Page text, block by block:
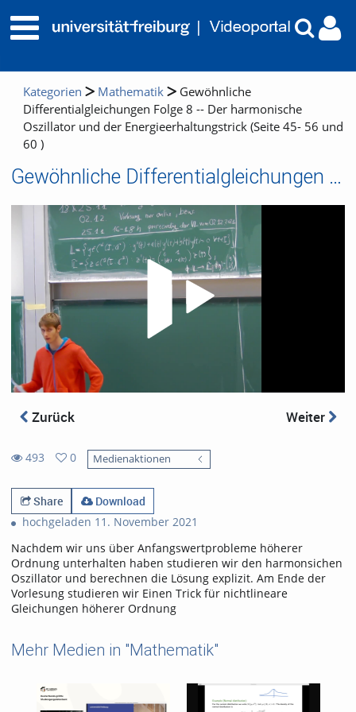
Kategorien Mathematik
Gewöhnliche
Differentialgleichungen Folge 8 -- Der harmonische
Oszillator und der Energieerhaltungstrick (Seite 45- 56 und
60 )
Gewöhnliche Differentialgleichungen Folge 8 -- Der harmonische Oszillator und der Energieerhaltungstrick (Seite 45- 56 und 60 )
Zurück Weiter
493
views
0
favorites
Medienaktionen
Share
Download
hochgeladen 11. November 2021
Nachdem wir uns über Anfangswertprobleme höherer
Ordnung unterhalten haben studieren wir den harmonsichen
Oszillator und berechnen die Lösung explizit. Am Ende der
Vorlesung studieren wir Einen Trick für nichtlineare
Gleichungen höherer Ordnung
Mehr Medien in "Mathematik"